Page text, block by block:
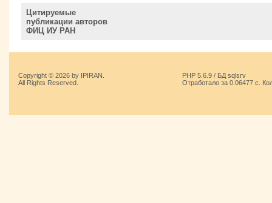
Цитируемые
публикации авторов
ФИЦ ИУ РАН
Copyright © 2026 by IPIRAN.
All Rights Reserved.
PHP 5.6.9 / БД sqlsrv
Отработало за 0.06477 с.